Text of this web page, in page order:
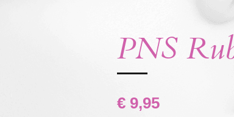
PNS
€ 9,95